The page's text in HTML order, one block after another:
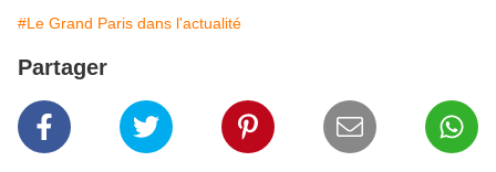
#Le Grand Paris dans l'actualité
Partager